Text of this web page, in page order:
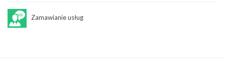
Zamawianie usług